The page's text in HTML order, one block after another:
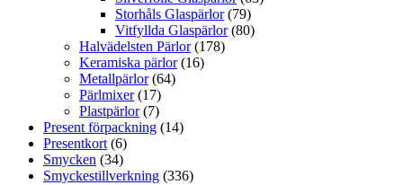
Storhåls Glaspärlor (79)
Vitfyllda Glaspärlor (80)
Halvädelsten Pärlor (178)
Keramiska pärlor (16)
Metallpärlor (64)
Pärlmixer (17)
Plastpärlor (7)
Present förpackning (14)
Presentkort (6)
Smycken (34)
Smyckestillverkning (336)